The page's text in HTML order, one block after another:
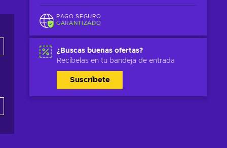
PAGO SEGURO
GARANTIZADO
¿Buscas buenas ofertas?
Recíbelas en tu bandeja de entrada
Suscríbete